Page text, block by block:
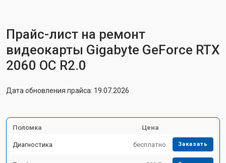
Прайс-лист на ремонт
видеокарты Gigabyte GeForce RTX
2060 OC R2.0
Дата обновления прайса: 19.07.2026
Поломка Цена
Диагностика бесплатно Заказать